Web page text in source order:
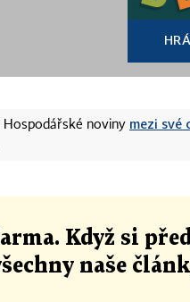
Hospodářské noviny mezi své
Když si
naše